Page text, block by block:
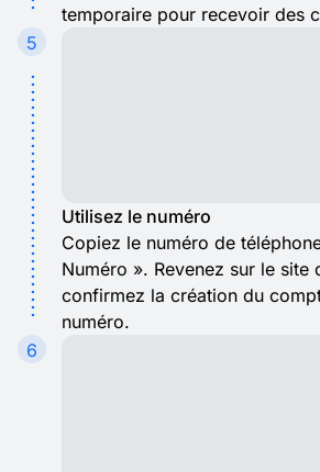
temporaire pour recevoir des
5
Utilisez le numéro
Copiez le numéro de
Numéro ». Revenez sur le site
confirmez la création du
numéro.
6